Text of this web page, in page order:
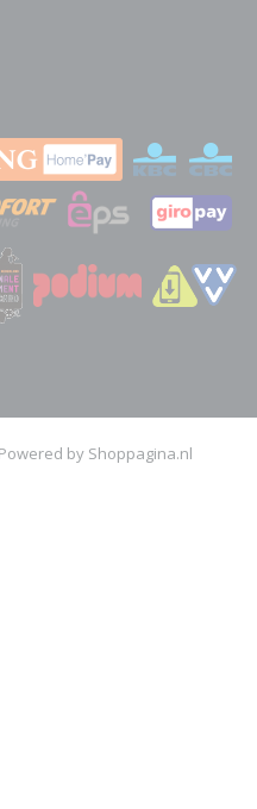
by Shoppagina.nl